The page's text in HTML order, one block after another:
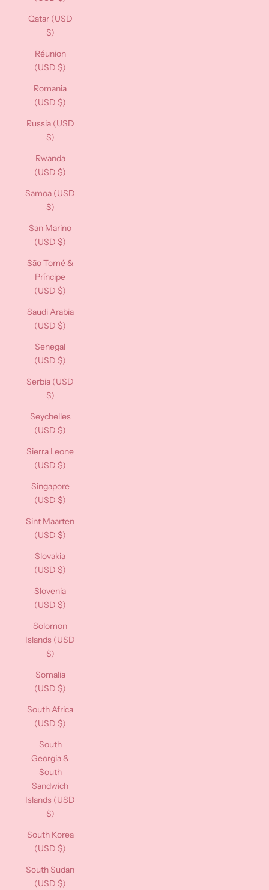
Qatar (USD
$)
Réunion
(USD $)
Romania
(USD $)
Russia (USD
$)
Rwanda
(USD $)
Samoa (USD
$)
San Marino
(USD $)
São Tomé &
Príncipe
(USD $)
Saudi Arabia
(USD $)
Senegal
(USD $)
Serbia (USD
$)
Seychelles
(USD $)
Sierra Leone
(USD $)
Singapore
(USD $)
Sint Maarten
(USD $)
Slovakia
(USD $)
Slovenia
(USD $)
Solomon
Islands (USD
$)
Somalia
(USD $)
South Africa
(USD $)
South
Georgia &
South
Sandwich
Islands (USD
$)
South Korea
(USD $)
South Sudan
(USD $)